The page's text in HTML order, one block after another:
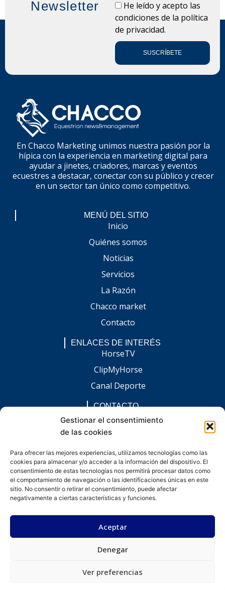
Gestionar el consentimiento
de las cookies
Para ofrecer las mejores experiencias, utilizamos tecnologías como las
cookies para almacenar y/o acceder a la información del dispositivo. El
consentimiento de estas tecnologías nos permitirá procesar datos como
el comportamiento de navegación o las identificaciones únicas en este
sitio. No consentir o retirar el consentimiento, puede afectar
negativamente a ciertas características y funciones.
Aceptar
Denegar
Ver preferencias
Newsletter
LOPDHe leído y acepto las
condiciones de la política
de privacidad.
SUSCRÍBETE
En Chacco Marketing unimos nuestra pasión por la
hípica con la experiencia en marketing digital para
ayudar a jinetes, criadores, marcas y eventos
ecuestres a destacar, conectar con su público y crecer
en un sector tan único como competitivo.
MENÚ DEL SITIO
Inicio
Quiénes somos
Noticias
Servicios
La Razón
Chacco market
Contacto
ENLACES DE INTERÉS
HorseTV
ClipMyHorse
Canal Deporte
CONTACTO
comunicacion@chaccoinfo.com
Presentes en todo el ámbito nacional
F
a
c
e
b
o
I
n
s
t
a
g
L
i
n
k
e
d
i
n
E
n
v
e
l
o
W
h
a
t
s
© Todos los derechos reservados.
Desarrollado por kitdigital.dev